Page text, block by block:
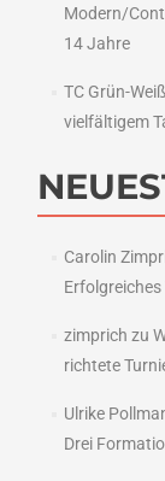
Modern/
14 Jahre
TC Grün-
vielfältigem
Carolin
Erfolgreiches
zimprich zu
richtete
Ulrike
Drei